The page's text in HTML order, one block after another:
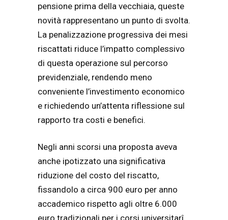
pensione prima della vecchiaia, queste
novità rappresentano un punto di svolta.
La penalizzazione progressiva dei mesi
riscattati riduce l’impatto complessivo
di questa operazione sul percorso
previdenziale, rendendo meno
conveniente l’investimento economico
e richiedendo un’attenta riflessione sul
rapporto tra costi e benefici.
Negli anni scorsi una proposta aveva
anche ipotizzato una significativa
riduzione del costo del riscatto,
fissandolo a circa 900 euro per anno
accademico rispetto agli oltre 6.000